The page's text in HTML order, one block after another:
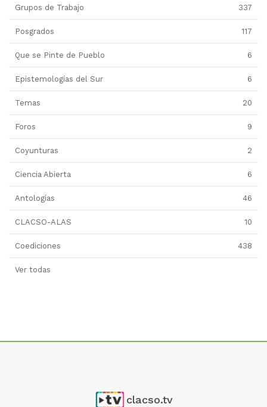
Grupos de Trabajo 337
Posgrados 117
Que se Pinte de Pueblo 6
Epistemologías del Sur 6
Temas 20
Foros 9
Coyunturas 2
Ciencia Abierta 6
Antologías 46
CLACSO-ALAS 10
Coediciones 438
Ver todas
clacso.tv